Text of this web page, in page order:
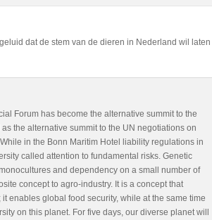
dat de stem van de dieren in Nederland wil laten
Forum has become the alternative summit to the
the alternative summit to the UN negotiations on
in the Bonn Maritim Hotel liability regulations in
called attention to fundamental risks. Genetic
and dependency on a small number of
concept to agro-industry. It is a concept that
enables global food security, while at the same time
on this planet. For five days, our diverse planet will